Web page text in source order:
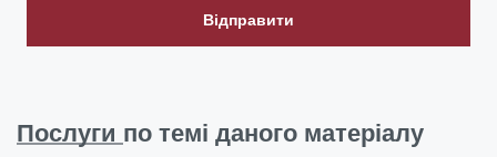
Відправити
Послуги по темі даного матеріалу